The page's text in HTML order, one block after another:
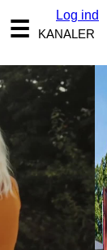
Log ind
☰ KANALER